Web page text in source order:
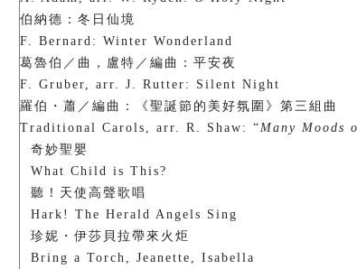
伯納德：冬日仙境
F. Bernard: Winter Wonderland
葛魯伯／曲，盧特／編曲：平安夜
F. Gruber, arr. J. Rutter: Silent Night
羅伯・蕭／編曲：《聖誕節的美好氛圍》第三組曲
Traditional Carols, arr. R. Shaw: “Many Moods
奇妙聖嬰
What Child is This?
聽！天使高聲歌唱
Hark! The Herald Angels Sing
珍妮・伊莎貝拉帶來火炬
Bring a Torch, Jeanette, Isabella